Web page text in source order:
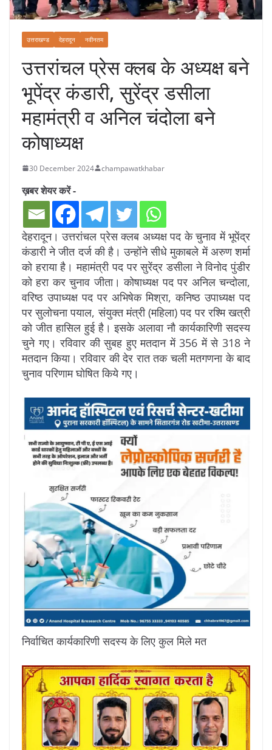
उत्तराखण्ड देहरादून नवीनतम
उत्तरांचल प्रेस क्लब के अध्यक्ष बने
भूपेंद्र कंडारी, सुरेंद्र डसीला
महामंत्री व अनिल चंदोला बने
कोषाध्यक्ष
30 December 2024 champawatkhabar
ख़बर शेयर करें -
देहरादून। उत्तरांचल प्रेस क्लब अध्यक्ष पद के चुनाव में भूपेंद्र
कंडारी ने जीत दर्ज की है। उन्होंने सीधे मुकाबले में अरुण शर्मा
को हराया है। महामंत्री पद पर सुरेंद्र डसीला ने विनोद पुंडीर
को हरा कर चुनाव जीता। कोषाध्यक्ष पद पर अनिल चन्दोला,
वरिष्ठ उपाध्यक्ष पद पर अभिषेक मिश्रा, कनिष्ठ उपाध्यक्ष पद
पर सुलोचना पयाल, संयुक्त मंत्री (महिला) पद पर रश्मि खत्री
को जीत हासिल हुई है। इसके अलावा नौ कार्यकारिणी सदस्य
चुने गए। रविवार की सुबह हुए मतदान में 356 में से 318 ने
मतदान किया। रविवार की देर रात तक चली मतगणना के बाद
चुनाव परिणाम घोषित किये गए।
निर्वाचित कार्यकारिणी सदस्य के लिए कुल मिले मत